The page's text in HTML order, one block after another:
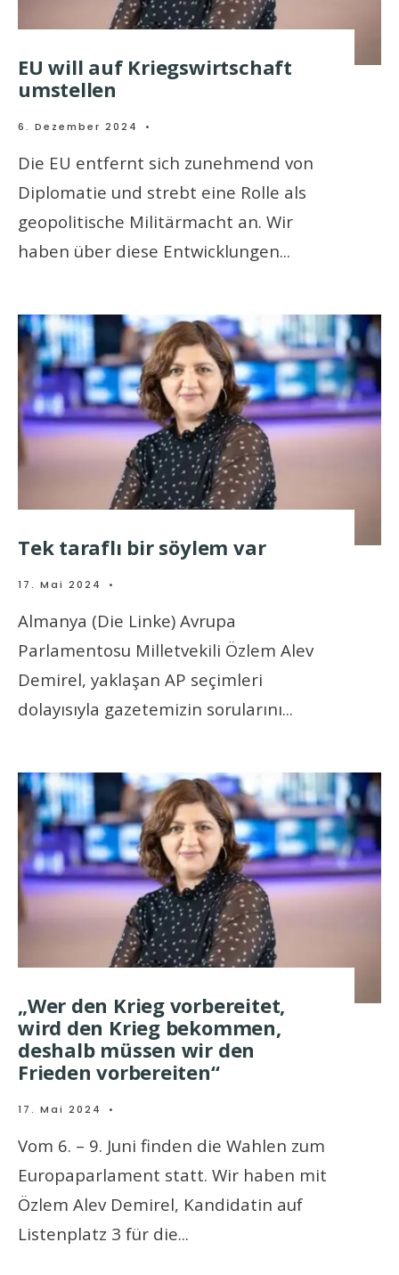
EU will auf Kriegswirtschaft
umstellen
6. Dezember 2024 •
Die EU entfernt sich zunehmend von
Diplomatie und strebt eine Rolle als
geopolitische Militärmacht an. Wir
haben über diese Entwicklungen...
Tek taraflı bir söylem var
17. Mai 2024 •
Almanya (Die Linke) Avrupa
Parlamentosu Milletvekili Özlem Alev
Demirel, yaklaşan AP seçimleri
dolayısıyla gazetemizin sorularını...
„Wer den Krieg vorbereitet,
wird den Krieg bekommen,
deshalb müssen wir den
Frieden vorbereiten“
17. Mai 2024 •
Vom 6. – 9. Juni finden die Wahlen zum
Europaparlament statt. Wir haben mit
Özlem Alev Demirel, Kandidatin auf
Listenplatz 3 für die...